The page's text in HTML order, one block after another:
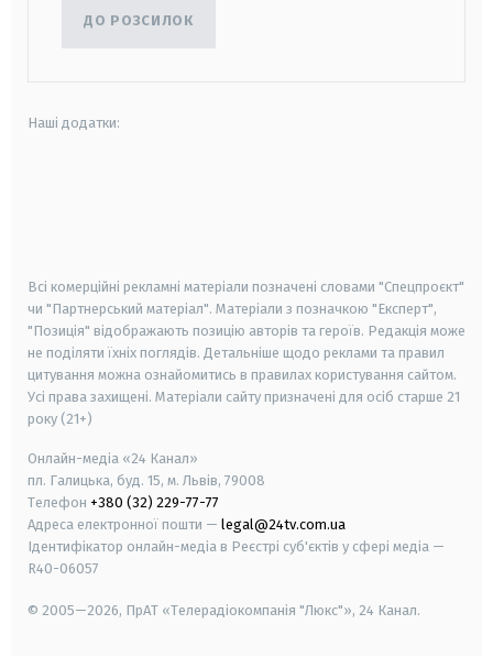
ДО РОЗСИЛОК
Наші додатки:
Всі комерційні рекламні матеріали позначені словами "Спецпроєкт"
чи "Партнерський матеріал". Матеріали з позначкою "Експерт",
"Позиція" відображають позицію авторів та героїв. Редакція може
не поділяти їхніх поглядів. Детальніше щодо реклами та правил
цитування можна ознайомитись в правилах користування сайтом.
Усі права захищені. Матеріали сайту призначені для осіб старше 21
року (21+)
Онлайн-медіа «24 Канал»
пл. Галицька, буд. 15, м. Львів, 79008
Телефон +380 (32) 229-77-77
Адреса електронної пошти — legal@24tv.com.ua
Ідентифікатор онлайн-медіа в Реєстрі суб'єктів у сфері медіа —
R40-06057
© 2005—2026, ПрАТ «Телерадіокомпанія "Люкс"», 24 Канал.